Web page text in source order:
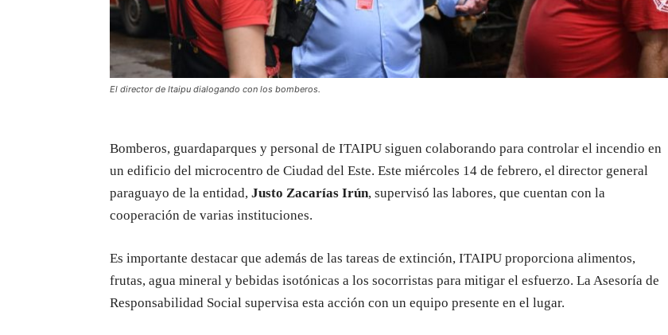
El director de Itaipu dialogando con los bomberos.
Bomberos, guardaparques y personal de ITAIPU siguen colaborando para controlar el incendio en
un edificio del microcentro de Ciudad del Este. Este miércoles 14 de febrero, el director general
paraguayo de la entidad, Justo Zacarías Irún, supervisó las labores, que cuentan con la
cooperación de varias instituciones.
Es importante destacar que además de las tareas de extinción, ITAIPU proporciona alimentos,
frutas, agua mineral y bebidas isotónicas a los socorristas para mitigar el esfuerzo. La Asesoría de
Responsabilidad Social supervisa esta acción con un equipo presente en el lugar.